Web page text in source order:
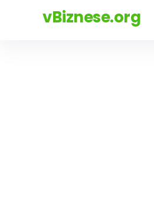
vBiznese.org